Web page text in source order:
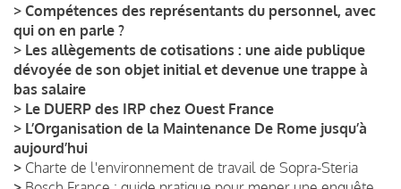
> Compétences des représentants du personnel, avec
qui on en parle ?
> Les allègements de cotisations : une aide publique
dévoyée de son objet initial et devenue une trappe à
bas salaire
> Le DUERP des IRP chez Ouest France
> L’Organisation de la Maintenance De Rome jusqu’à
aujourd’hui
> Charte de l'environnement de travail de Sopra-Steria